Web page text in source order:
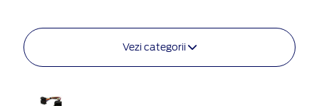
Vezi categorii